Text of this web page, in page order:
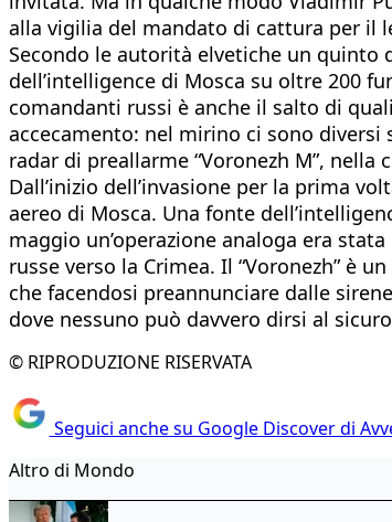
alla vigilia del mandato di cattura per il
Secondo le autorità elvetiche un quinto
dell’intelligence di Mosca su oltre 200
comandanti russi è anche il salto di
accecamento: nel mirino ci sono
radar di preallarme “Voronezh M”,
Dall’inizio dell’invasione per la prima
aereo di Mosca. Una fonte
maggio un’operazione analoga era
russe verso la Crimea. Il “Voronezh” è
che facendosi preannunciare dalle
dove nessuno può davvero dirsi al
© RIPRODUZIONE RISERVATA
Seguici anche su Google Discover di
Altro di Mondo